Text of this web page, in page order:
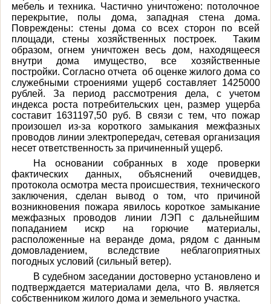
мебель и техника. Частично уничтожено: потолочное
перекрытие, полы дома, западная стена дома.
Повреждены: стены дома со всех сторон по всей
площади, стены хозяйственных построек. Таким
образом, огнем уничтожен весь дом, находящееся
внутри дома имущество, все хозяйственные
постройки. Согласно отчета об оценке жилого дома со
служебными строениями ущерб составляет 1425000
рублей. За период рассмотрения дела, с учетом
индекса роста потребительских цен, размер ущерба
составит 1631197,50 руб. В связи с тем, что пожар
произошел из-за короткого замыкания межфазных
проводов линии электропередач, сетевая организация
несет ответственность за причиненный ущерб.
На основании собранных в ходе проверки
фактических данных, объяснений очевидцев,
протокола осмотра места происшествия, технического
заключения, сделан вывод о том, что причиной
возникновения пожара явилось короткое замыкание
межфазных проводов линии ЛЭП с дальнейшим
попаданием искр на горючие материалы,
расположенные на веранде дома, рядом с данным
домовладением, вследствие неблагоприятных
погодных условий (сильный ветер).
В судебном заседании достоверно установлено и
подтверждается материалами дела, что В. является
собственником жилого дома и земельного участка.